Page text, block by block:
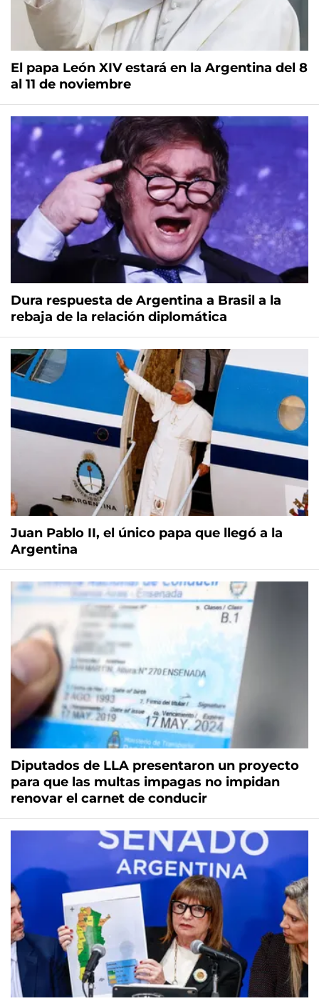
El papa León XIV estará en la Argentina del 8
al 11 de noviembre
Dura respuesta de Argentina a Brasil a la
rebaja de la relación diplomática
Juan Pablo II, el único papa que llegó a la
Argentina
Diputados de LLA presentaron un proyecto
para que las multas impagas no impidan
renovar el carnet de conducir